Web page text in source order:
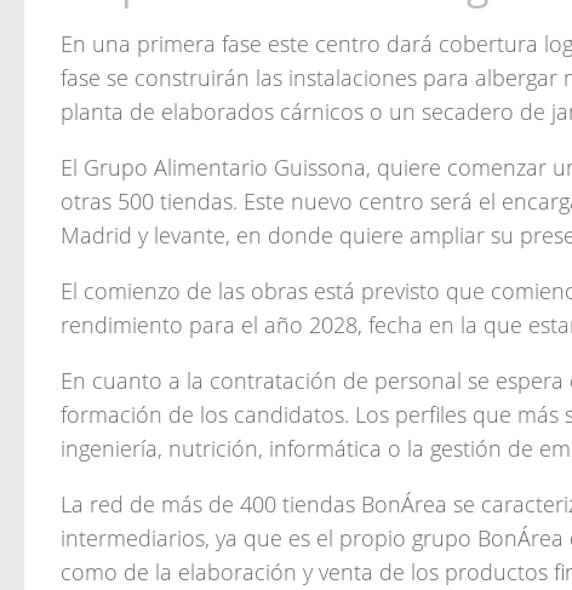
En una primera fase este centro dará cobertura
fase se construirán las instalaciones para
planta de elaborados cárnicos o un secadero de
El Grupo Alimentario Guissona, quiere comenzar
otras 500 tiendas. Este nuevo centro será el
Madrid y levante, en donde quiere ampliar su
El comienzo de las obras está previsto que
rendimiento para el año 2028, fecha en la que
En cuanto a la contratación de personal se
formación de los candidatos. Los perfiles que
ingeniería, nutrición, informática o la gestión de
La red de más de 400 tiendas BonÁrea se
intermediarios, ya que es el propio grupo
como de la elaboración y venta de los productos